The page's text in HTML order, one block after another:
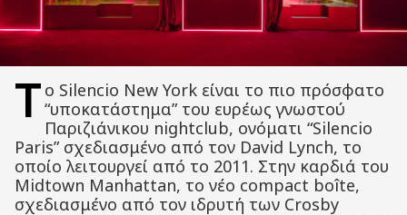
Τ ο Silencio New York είναι το πιο πρόσφατο
“υποκατάστημα” του ευρέως γνωστού
Παριζιάνικου nightclub, ονόματι “Silencio
Paris” σχεδιασμένο από τον David Lynch, το
οποίο λειτουργεί από το 2011. Στην καρδιά του
Midtown Manhattan, το νέο compact boîte,
σχεδιασμένο από τον ιδρυτή των Crosby